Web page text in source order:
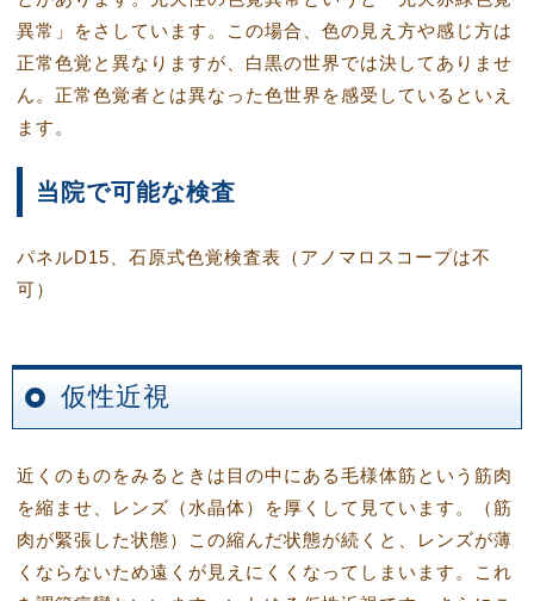
異常」をさしています。この場合、色の見え方や感じ方は
正常色覚と異なりますが、白黒の世界では決してありませ
ん。正常色覚者とは異なった色世界を感受しているといえ
ます。
当院で可能な検査
パネルD15、石原式色覚検査表（アノマロスコープは不
可）
仮性近視
近くのものをみるときは目の中にある毛様体筋という筋肉
を縮ませ、レンズ（水晶体）を厚くして見ています。（筋
肉が緊張した状態）この縮んだ状態が続くと、レンズが薄
くならないため遠くが見えにくくなってしまいます。これ